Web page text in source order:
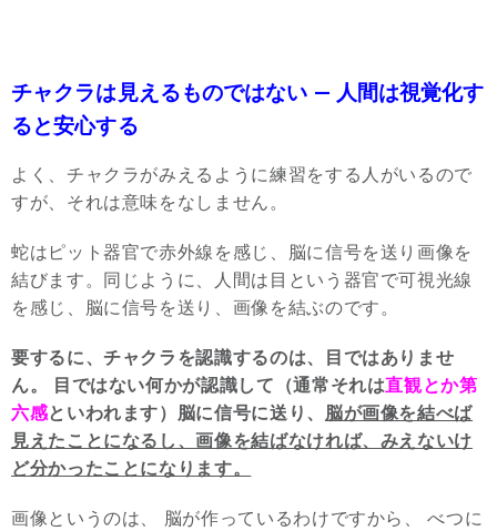
チャクラは見えるものではない — 人間は視覚化す
ると安心する
よく、チャクラがみえるように練習をする人がいるので
すが、それは意味をなしません。
蛇はピット器官で赤外線を感じ、脳に信号を送り画像を
結びます。同じように、人間は目という器官で可視光線
を感じ、脳に信号を送り、画像を結ぶのです。
要するに、チャクラを認識するのは、目ではありませ
ん。 目ではない何かが認識して（通常それは直観とか第
六感といわれます）脳に信号に送り、 脳が画像を結べば
見えたことになるし、画像を結ばなければ、みえないけ
ど分かったことになります。
画像というのは、 脳が作っているわけですから、 べつに